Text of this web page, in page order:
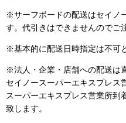
※サーフボードの配送はセイノ
す。代引きはできませんのでご
※基本的に配送日時指定は不可
※法人・企業・店舗への配送は
セイノースーパーエキスプレス
スーパーエキスプレス営業所到
致します。